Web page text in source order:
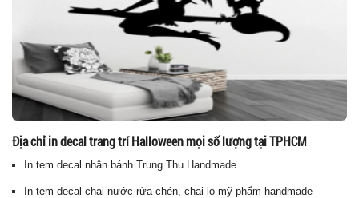
Địa chỉ in decal trang trí Halloween mọi số lượng tại TPHCM
In tem decal nhân bánh Trung Thu Handmade
In tem decal chai nước rửa chén, chai lọ mỹ phẩm handmade